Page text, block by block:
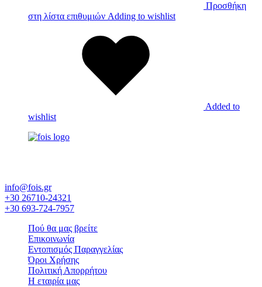
Προσθήκη
στη λίστα επιθυμιών Adding to wishlist
Added to
wishlist
info@fois.gr
+30 26710-24321
+30 693-724-7957
Πού θα μας βρείτε
Επικοινωνία
Εντοπισμός Παραγγελίας
Όροι Χρήσης
Πολιτική Απορρήτου
Η εταιρία μας